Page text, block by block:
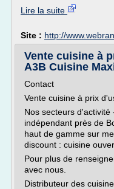
Lire la suite
Site : http://
Vente cuisine à
A3B Cuisine
Contact
Vente cuisine à prix
Nos secteurs d'activité
indépendant près de
haut de gamme sur
discount : cuisine
Pour plus de
avec nous.
Distributeur des